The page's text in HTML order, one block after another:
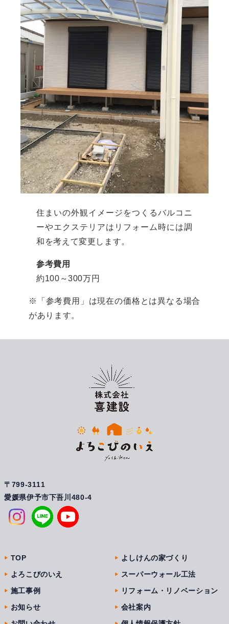
住まいの外観イメージをつくるバルコニ
ーやエクステリアはリフォーム時には調
和を考えて変更します。
参考費用
約100～300万円
※「参考費用」は現在の価格とは異なる場合
があります。
〒799-3111
愛媛県伊予市下吾川480-4
TOP
よしけんの家づくり
よろこびのいえ
スーパーウォール工法
施工事例
リフォーム・リノベーション
お知らせ
会社案内